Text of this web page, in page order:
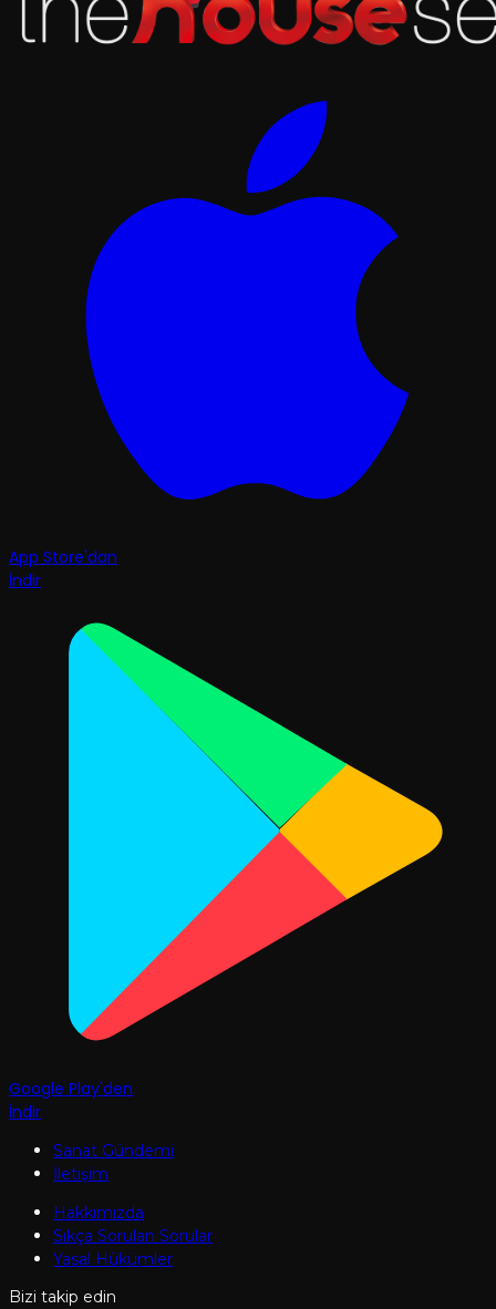
App Store'dan
İndir
Google Play'den
İndir
Sanat Gündemi
İletişim
Hakkımızda
Sıkça Sorulan Sorular
Yasal Hükümler
Bizi takip edin